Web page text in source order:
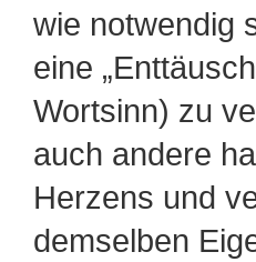
wie notwendig
eine
Wortsinn) zu
auch andere
Herzens und
demselben